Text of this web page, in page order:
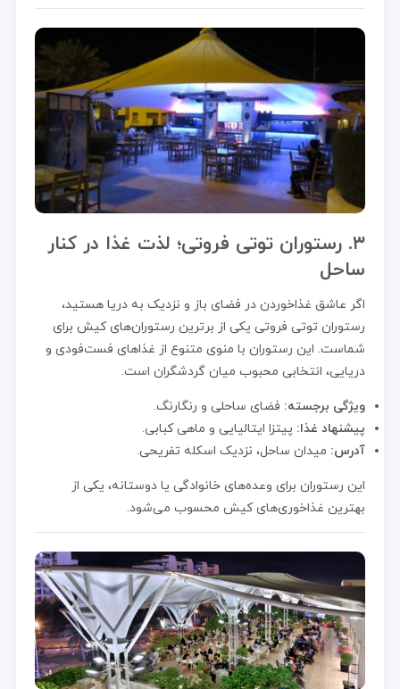
۳. رستوران توتی فروتی؛ لذت غذا در کنار
ساحل
اگر عاشق غذاخوردن در فضای باز و نزدیک به دریا هستید،
رستوران توتی فروتی یکی از برترین رستوران‌های کیش برای
شماست. این رستوران با منوی متنوع از غذاهای فست‌فودی و
دریایی، انتخابی محبوب میان گردشگران است.
ویژگی برجسته: فضای ساحلی و رنگارنگ.
پیشنهاد غذا: پیتزا ایتالیایی و ماهی کبابی.
آدرس: میدان ساحل، نزدیک اسکله تفریحی.
این رستوران برای وعده‌های خانوادگی یا دوستانه، یکی از
بهترین غذاخوری‌های کیش محسوب می‌شود.